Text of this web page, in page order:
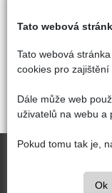
Vitalex
Tato webová
Tato webová
cookies pro zajištění
Dále může web
uživatelů na webu a
Pokud tomu tak je,
Ok